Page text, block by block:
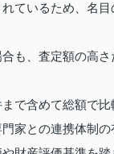
ているため、名
も、査定額の高
で含めて総額で比
家との連携体制の